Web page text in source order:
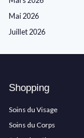
Mai 2026
Juillet 2026
Shopping
Soins du Visage
Soins du Corps